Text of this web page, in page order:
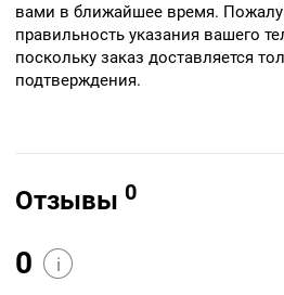
вами в ближайшее время.
правильность указания вашего
поскольку заказ доставляется
подтверждения.
Отзывы 0
0 i